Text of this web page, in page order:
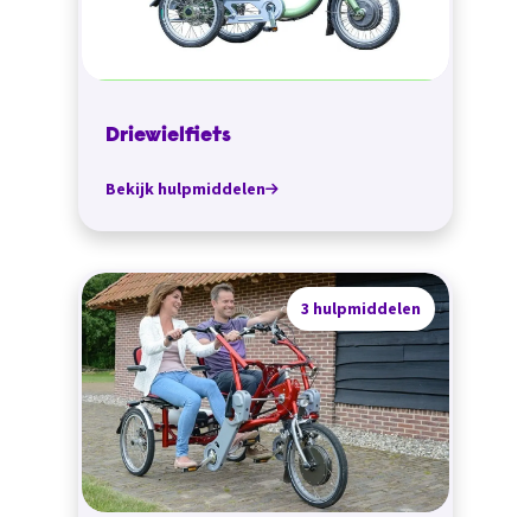
Driewielfiets
Bekijk hulpmiddelen
3 hulpmiddelen